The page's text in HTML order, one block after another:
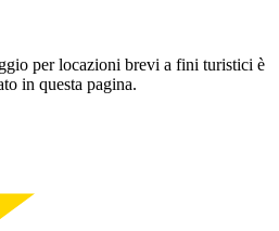
per locazioni brevi a fini turistici è
in questa pagina.